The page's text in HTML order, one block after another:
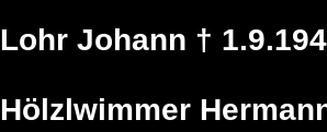
Lohr Johann †
Hölzlwimmer